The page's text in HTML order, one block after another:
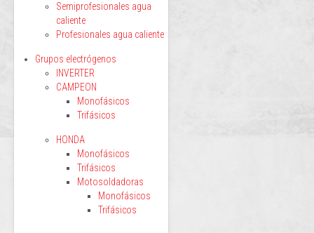
Semiprofesionales agua
caliente
Profesionales agua caliente
Grupos electrógenos
INVERTER
CAMPEON
Monofásicos
Trifásicos
HONDA
Monofásicos
Trifásicos
Motosoldadoras
Monofásicos
Trifásicos